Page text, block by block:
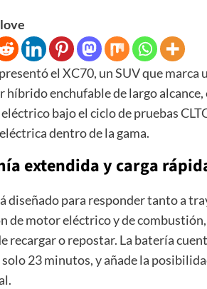
el XC70, un SUV que
híbrido enchufable de largo
bajo el ciclo de pruebas
dentro de la gama.
extendida y carga
diseñado para responder tanto a
de motor eléctrico y de
recargar o repostar. La batería
solo 23 minutos, y añade la